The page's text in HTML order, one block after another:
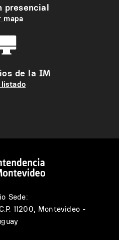
presencial
mapa
de la IM
Sede:
11200, Montevideo -